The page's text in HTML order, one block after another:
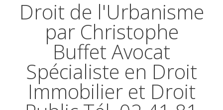
Droit de l'Urbanisme
par Christophe
Buffet Avocat
Spécialiste en Droit
Immobilier et Droit